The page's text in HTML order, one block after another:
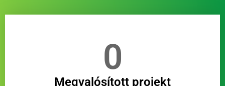
Megvalósított projekt
0